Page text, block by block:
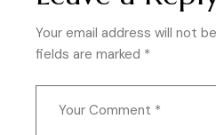
Your email address will not
fields are marked *